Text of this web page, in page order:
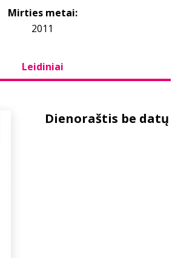
Mirties metai:
2011
Leidiniai
Dienoraštis be datų